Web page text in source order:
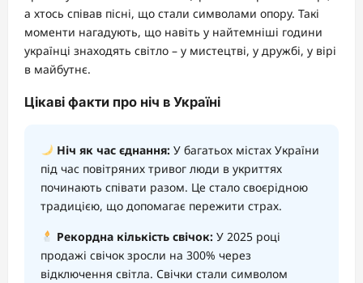
а хтось співав пісні, що стали символами опору. Такі
моменти нагадують, що навіть у найтемніші години
українці знаходять світло – у мистецтві, у дружбі, у вірі
в майбутнє.
Цікаві факти про ніч в Україні
Ніч як час єднання:У багатьох містах України
під час повітряних тривог люди в укриттях
починають співати разом. Це стало своєрідною
традицією, що допомагає пережити страх.
Рекордна кількість свічок:У 2025 році
продажі свічок зросли на 300% через
відключення світла. Свічки стали символом